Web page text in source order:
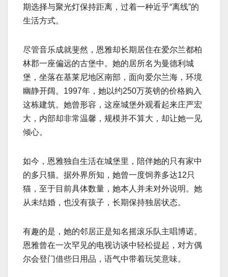
期选择与聚光灯保持距离，过着一种近乎“离线”的
生活方式。
尽管音乐成就斐然，恩雅却长期居住在爱尔兰都柏
林郡一座偏远的古堡中。她的居所名为曼德利城
堡，坐落在基莱尼地区南部，面向爱尔兰海，环境
幽静开阔。1997年，她以约250万英镑的价格购入
这栋建筑。她曾形容，这座城堡外观看起来庄严宏
大，内部却非常温馨，规模并不算大，却让她一见
倾心。
如今，恩雅独自生活在城堡里，陪伴她的只有家中
的多只猫。据外界所知，她曾一度饲养多达12只
猫，至于目前具体数量，她本人并未对外说明。她
从未结婚，也没有孩子，长期保持独居状态。
有趣的是，她的邻居正是知名摇滚乐队主唱博诺。
恩雅曾在一次罕见的电视访谈中轻松提起，对方偶
尔会登门借些日用品，语气中带着玩笑意味。